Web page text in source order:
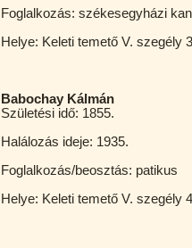
Foglalkozás: székesegyházi
Helye: Keleti temető V. szegély
Babochay Kálmán
Születési idő: 1855.
Halálozás ideje: 1935.
Foglalkozás/beosztás: patikus
Helye: Keleti temető V. szegély